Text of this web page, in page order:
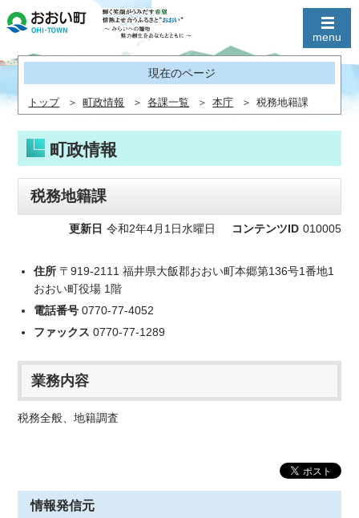
現在のページ
トップ 町政情報 各課一覧 本庁 税務地籍課
町政情報
税務地籍課
更新日 令和2年4月1日水曜日 コンテンツID 010005
住所 〒919-2111 福井県大飯郡おおい町本郷第136号1番地1
おおい町役場 1階
電話番号0770-77-4052
ファックス0770-77-1289
業務内容
税務全般、地籍調査
情報発信元